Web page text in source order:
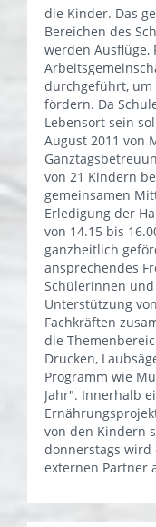
die Kinder. Das
Bereichen des
werden Ausflüge,
durchgeführt, um
fördern. Da
Lebensort sein
August 2011 von
von 21 Kindern
gemeinsamen
Erledigung der
von 14.15 bis
ganzheitlich
ansprechendes
Schülerinnen
Unterstützung
Fachkräften
die
Drucken,
Programm wie
Jahr". Innerhalb
von den Kindern
donnerstags wird
externen Partner